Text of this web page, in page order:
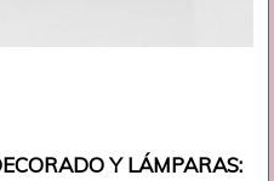
Y LÁMPARAS: